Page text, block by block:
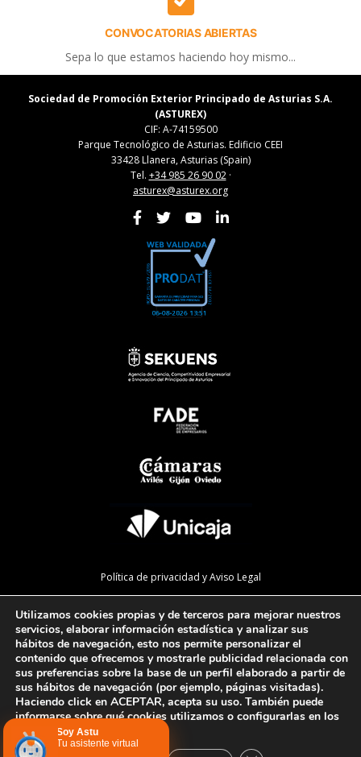
CONVOCATORIAS ABIERTAS
Sepa lo que estamos haciendo hoy mismo...
Sociedad de Promoción Exterior Principado de Asturias S.A.
(ASTUREX)
CIF: A-74159500
Parque Tecnológico de Asturias. Edificio CEEI
33428 Llanera, Asturias (Spain)
Tel. +34 985 26 90 02·
asturex@asturex.org
Política de privacidad y Aviso Legal
Política de calidad
Mapa de la web
Preguntas Frecuentes
Configurar cookies
Soy Astu
Tu asistente virtual
Utilizamos cookies propias y de terceros para mejorar nuestros
servicios, elaborar información estadística y analizar sus
hábitos de navegación, esto nos permite personalizar el
contenido que ofrecemos y mostrarle publicidad relacionada con
sus preferencias sobre la base de un perfil elaborado a partir de
sus hábitos de navegación (por ejemplo, páginas visitadas).
Haciendo click en ACEPTAR, acepta su uso. También puede
informarse sobre qué cookies utilizamos o configurarlas en los
AJUSTES.